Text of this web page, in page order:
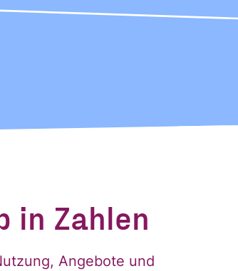
in Zahlen
Angebote und